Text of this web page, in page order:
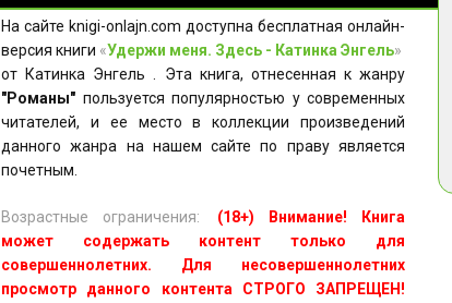
На сайте knigi-onlajn.com доступна бесплатная онлайн-
версия книги «Удержи меня. Здесь - Катинка Энгель»
от Катинка Энгель . Эта книга, отнесенная к жанру
"Романы" пользуется популярностью у современных
читателей, и ее место в коллекции произведений
данного жанра на нашем сайте по праву является
почетным.
Возрастные ограничения:
(18+) Внимание! Книга
может содержать контент только для
совершеннолетних. Для несовершеннолетних
просмотр данного контента СТРОГО ЗАПРЕЩЕН!